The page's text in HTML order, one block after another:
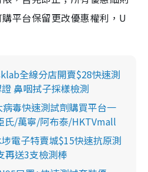
平台保留更改優惠權利，U
全線分店開賣$28快速測
鼻咽拭子採樣檢測
病毒快速測試劑購買平台一
氏/萬寧/阿布泰/HKTVmall
埗電子特賣城$15快速抗原測
再送3支檢測棒